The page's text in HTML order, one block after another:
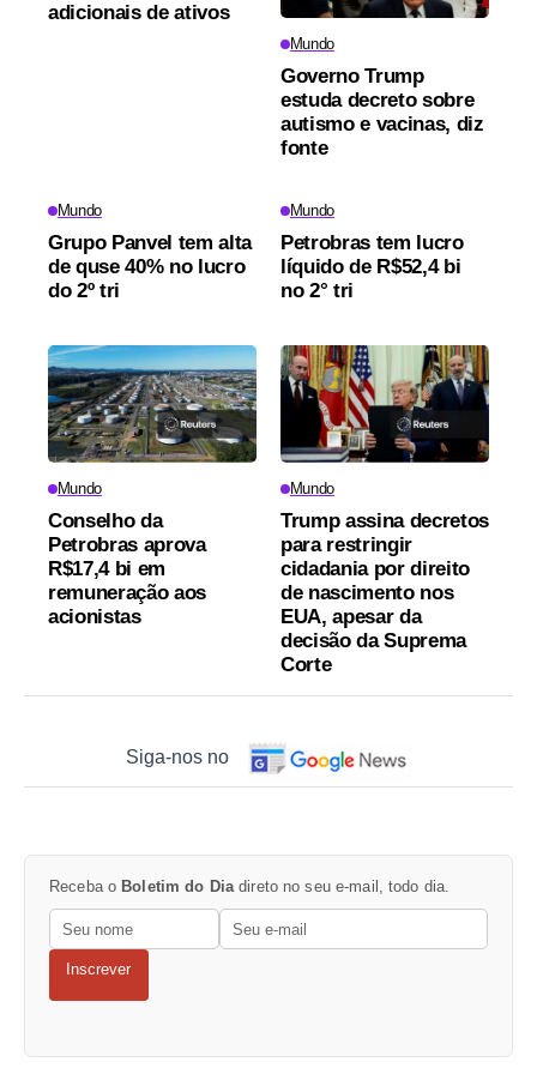
adicionais de ativos
Mundo
Governo Trump
estuda decreto sobre
autismo e vacinas, diz
fonte
Mundo
Grupo Panvel tem alta
de quse 40% no lucro
do 2º tri
Mundo
Petrobras tem lucro
líquido de R$52,4 bi
no 2° tri
Mundo
Conselho da
Petrobras aprova
R$17,4 bi em
remuneração aos
acionistas
Mundo
Trump assina decretos
para restringir
cidadania por direito
de nascimento nos
EUA, apesar da
decisão da Suprema
Corte
Siga-nos no
Receba o Boletim do Dia direto no seu e-mail, todo dia.
Inscrever